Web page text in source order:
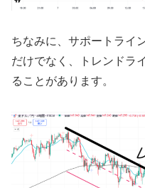
ちなみに、サポートライ
だけでなく、トレンドラ
ることがあります。